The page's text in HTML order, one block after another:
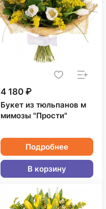
4 180 ₽
Букет из тюльпанов м
мимозы "Прости"
Подробнее
В корзину